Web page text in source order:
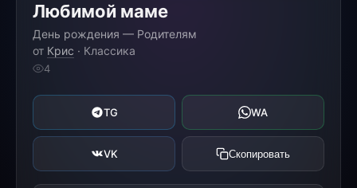
Любимой маме
День рождения — Родителям
от Крис · Классика
4
TG WA
VK Скопировать